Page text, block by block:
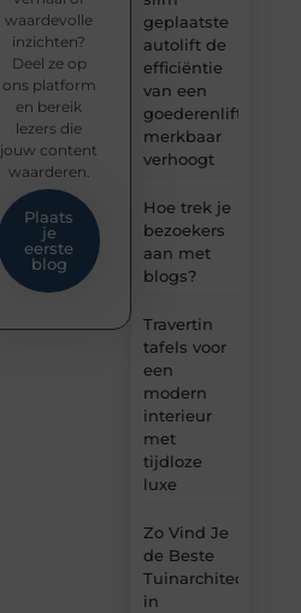
geplaatste
autolift de
efficiëntie
van een
goederenlift
merkbaar
verhoogt
Hoe trek je
bezoekers
aan met
blogs?
Travertin
tafels voor
een
modern
interieur
met
tijdloze
luxe
Zo Vind Je
de Beste
Tuinarchitect
in
waardevolle
inzichten?
Deel ze op
ons platform
en bereik
lezers die
jouw content
waarderen.
Plaats
je
eerste
blog